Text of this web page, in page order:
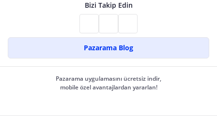
Bizi Takip Edin
Pazarama Blog
Pazarama uygulamasını ücretsiz indir,
mobile özel avantajlardan yararlan!